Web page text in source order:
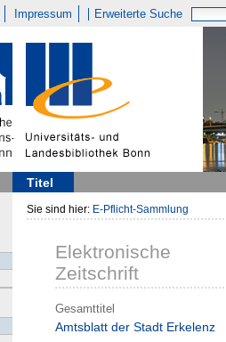
Impressum Erweiterte Suche
Titel
Sie sind hier: E-Pflicht-Sammlung
Elektronische
Zeitschrift
Gesamttitel
Amtsblatt der Stadt Erkelenz